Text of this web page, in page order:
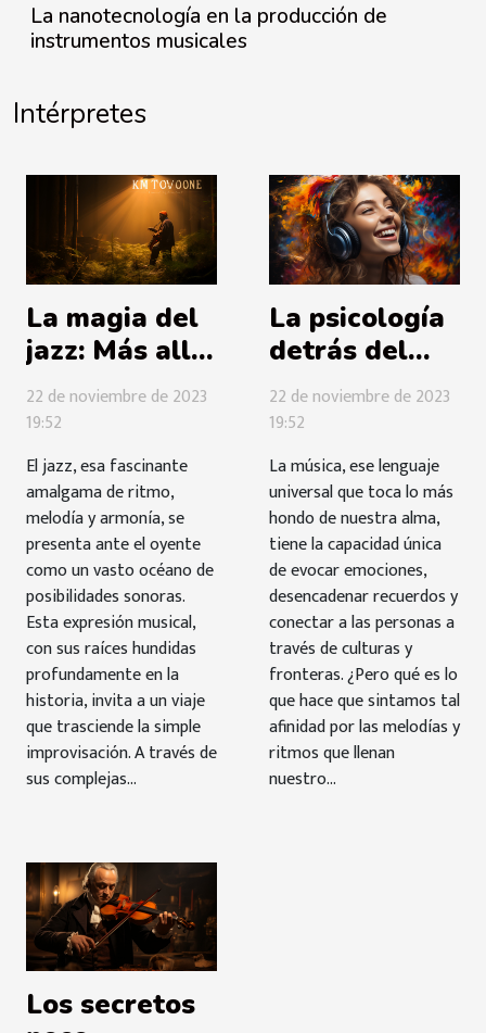
La nanotecnología en la producción de
instrumentos musicales
Intérpretes
La magia del
jazz: Más allá
de la
improvisación
22 de noviembre de 2023
19:52
El jazz, esa fascinante
amalgama de ritmo,
melodía y armonía, se
presenta ante el oyente
como un vasto océano de
posibilidades sonoras.
Esta expresión musical,
con sus raíces hundidas
profundamente en la
historia, invita a un viaje
que trasciende la simple
improvisación. A través de
sus complejas...
La psicología
detrás del
amor por la
música
22 de noviembre de 2023
19:52
La música, ese lenguaje
universal que toca lo más
hondo de nuestra alma,
tiene la capacidad única
de evocar emociones,
desencadenar recuerdos y
conectar a las personas a
través de culturas y
fronteras. ¿Pero qué es lo
que hace que sintamos tal
afinidad por las melodías y
ritmos que llenan
nuestro...
Los secretos